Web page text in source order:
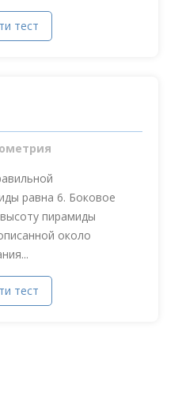
тест
равна 6. Боковое
пирамиды
около
тест